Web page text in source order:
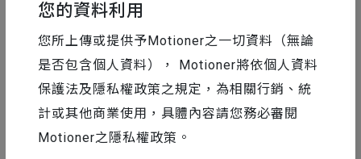
您的資料利用
您所上傳或提供予Motioner之一切資料（無論
是否包含個人資料）， Motioner將依個人資料
保護法及隱私權政策之規定，為相關行銷、統
計或其他商業使用，具體內容請您務必審閱
Motioner之隱私權政策。